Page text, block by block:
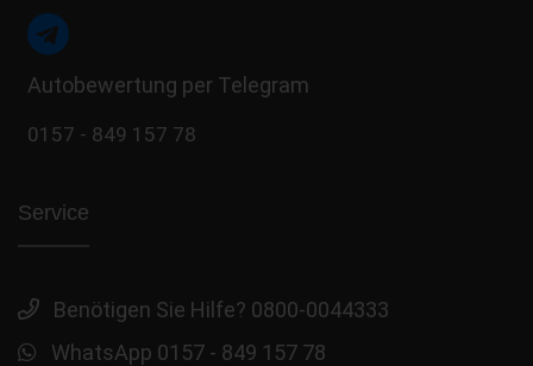
Autobewertung per Telegram
0157 - 849 157 78
Service
Benötigen Sie Hilfe? 0800-0044333
WhatsApp 0157 - 849 157 78